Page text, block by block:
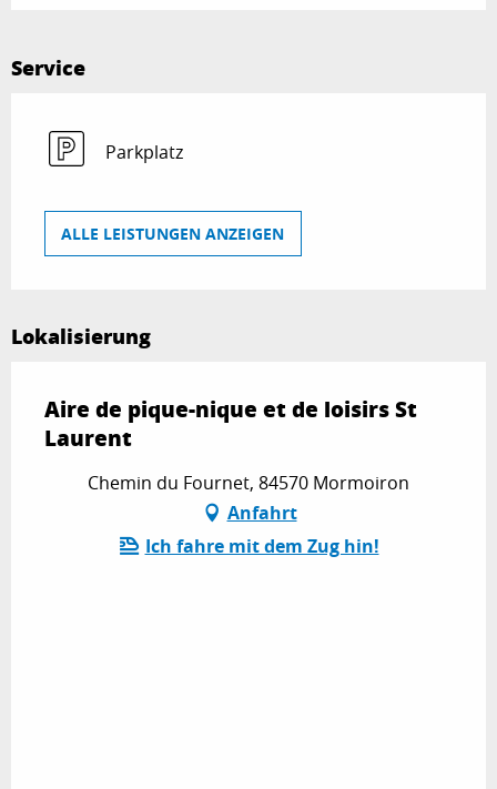
Service
Parkplatz
ALLE LEISTUNGEN ANZEIGEN
Lokalisierung
Aire de pique-nique et de loisirs St
Laurent
Chemin du Fournet, 84570 Mormoiron
Anfahrt
Ich fahre mit dem Zug hin!